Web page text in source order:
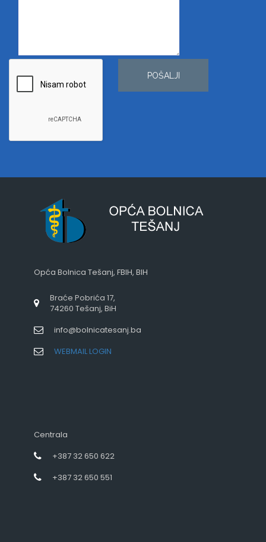
POŠALJI
Opća Bolnica Tešanj, FBIH, BIH
Braće Pobrića 17,
74260 Tešanj, BiH
info@bolnicatesanj.ba
WEBMAIL LOGIN
Centrala
+387 32 650 622
+387 32 650 551